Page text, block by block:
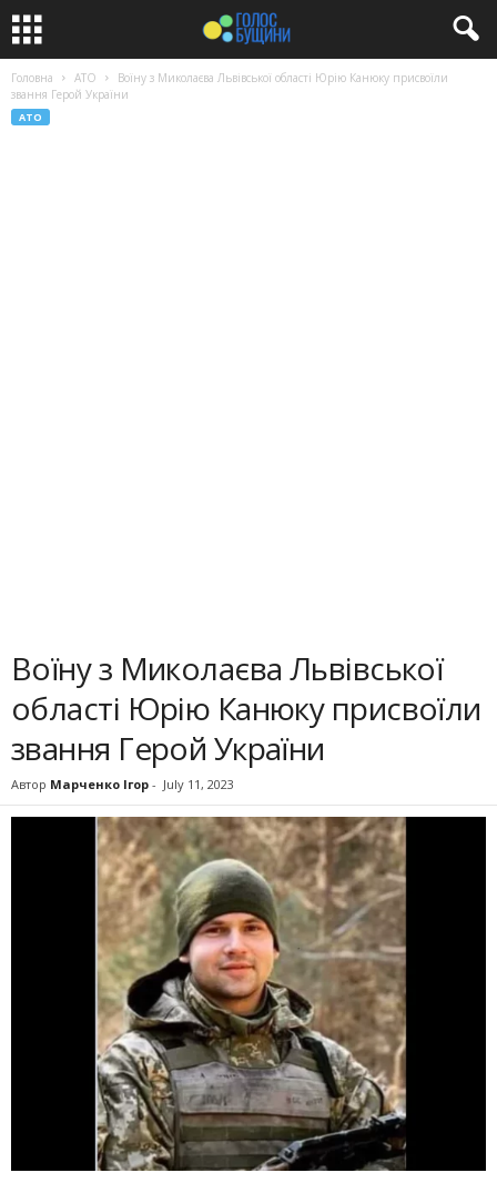
Головна АТО
Воїну з Миколаєва Львівської області Юрію Канюку присвоїли
звання Герой України
АТО
Воїну з Миколаєва Львівської
області Юрію Канюку присвоїли
звання Герой України
Автор Марченко Ігор - July 11, 2023